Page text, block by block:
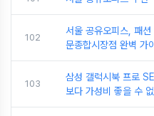
102
서울 공유오피스, 패
문종합시장점 완벽 가
103
삼성 갤럭시북 프로
보다 가성비 좋을 수